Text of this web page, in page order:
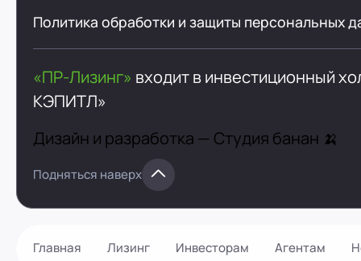
Главная Лизинг Инвесторам Агентам
Политика обработки и защиты персональных
«ПР-Лизинг» входит в инвестиционный
КЭПИТЛ»
Дизайн и разработка — Студия банан 🍌
Подняться наверх